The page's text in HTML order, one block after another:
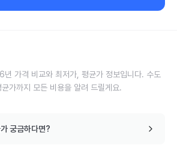
가격 비교와 최저가, 평균가 정보입니다. 수도
가까지 모든 비용을 알려 드릴게요.
궁금하다면?